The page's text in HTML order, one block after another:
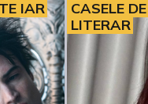
IAR
CASELE
LITERAR